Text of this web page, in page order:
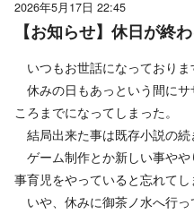
2026年5月17日 22:45
【お知らせ】休日が終
いつもお世話になっておりま
休みの日もあっという間に
ころまでになってしまった。
結局出来た事は既存小説の続
ゲーム制作とか新しい事や
事育児をやっていると忘れてし
いや、休みに御茶ノ水へ行